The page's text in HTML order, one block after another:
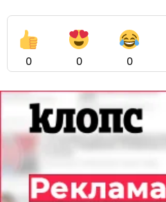
0 0 0